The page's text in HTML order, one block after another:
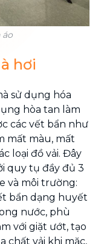
áo
hơi
sử dụng hóa
hòa tan làm
các vết bẩn như
mất màu, mất
loại đồ vải. Đây
quy tụ đầy đủ 3
và môi trường:
bẩn dạng huyết
nước, phù
với giặt ướt, tạo
chất vải khi mặc,